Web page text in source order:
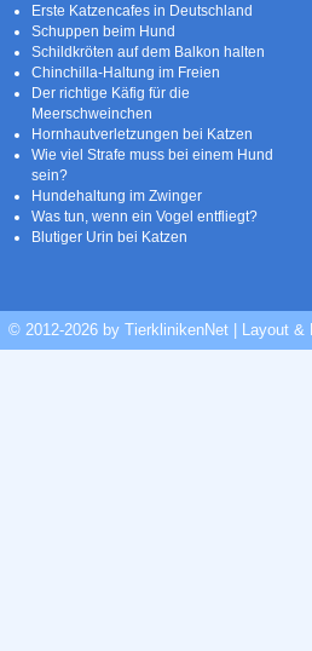
Erste Katzencafes in Deutschland
Schuppen beim Hund
Schildkröten auf dem Balkon halten
Chinchilla-Haltung im Freien
Der richtige Käfig für die
Meerschweinchen
Hornhautverletzungen bei Katzen
Wie viel Strafe muss bei einem Hund
sein?
Hundehaltung im Zwinger
Was tun, wenn ein Vogel entfliegt?
Blutiger Urin bei Katzen
© 2012-2026 by TierklinikenNet | Layout &